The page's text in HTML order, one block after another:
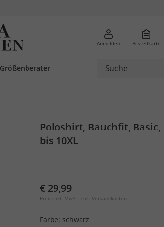
Anmelden Bestellkarte
Größenberater
Poloshirt, Bauchfit, Basic,
bis 10XL
€ 29,99
Preis inkl. MwSt. zzgl. Versandkosten
Farbe: schwarz